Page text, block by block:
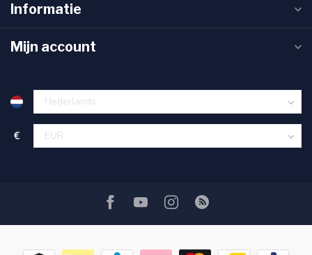
Informatie
Mijn account
€